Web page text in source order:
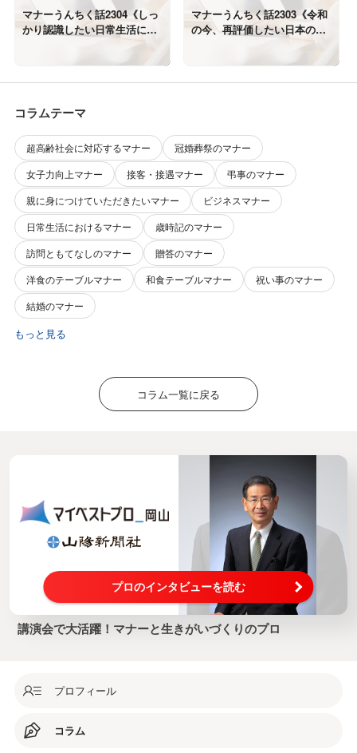
マナーうんちく話2304《しっ
かり認識したい日常生活にお
ける「しきたり」の役割》
マナーうんちく話2303《令和
の今、再評価したい日本の美
コラムテーマ
超高齢社会に対応するマナー
冠婚葬祭のマナー
女子力向上マナー
接客・接遇マナー
弔事のマナー
親に身につけていただきたいマナー
ビジネスマナー
日常生活におけるマナー
歳時記のマナー
訪問ともてなしのマナー
贈答のマナー
洋食のテーブルマナー
和食テーブルマナー
祝い事のマナー
結婚のマナー
もっと見る
コラム一覧に戻る
プロのインタビューを読む
講演会で大活躍！マナーと生きがいづくりのプロ
プロフィール
コラム